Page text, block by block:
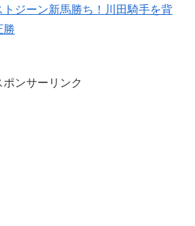
トジーン新馬勝ち！川田騎手を背
勝
ポンサーリンク